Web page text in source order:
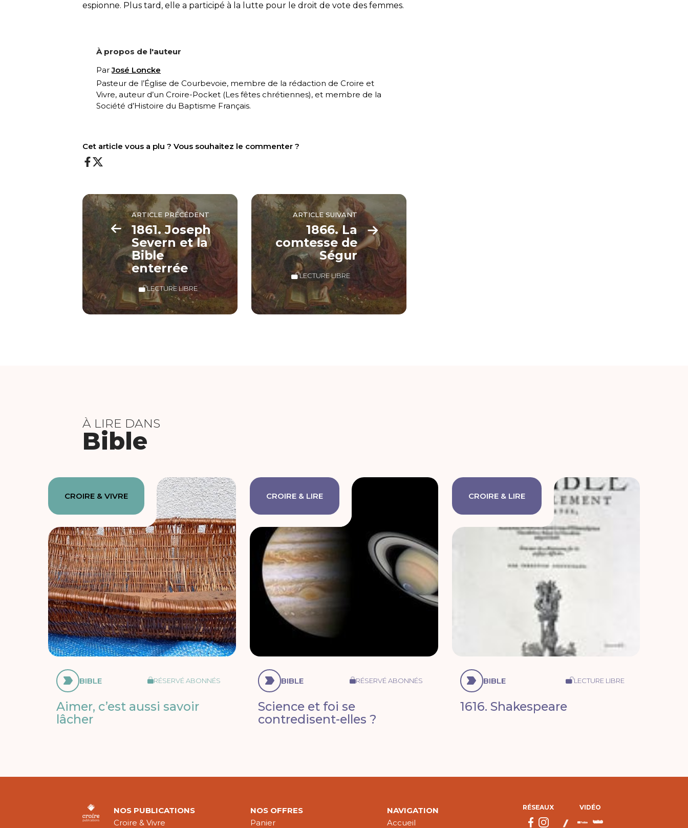
espionne. Plus tard, elle a participé à la lutte pour le droit de vote des femmes.
À propos de l'auteur
ParJosé Loncke
Pasteur de l’Église de Courbevoie, membre de la rédaction de Croire et
Vivre, auteur d’un Croire-Pocket (Les fêtes chrétiennes), et membre de la
Société d’Histoire du Baptisme Français.
Cet article vous a plu ? Vous souhaitez le commenter ?
ARTICLE PRÉCÉDENT
1861. Joseph
Severn et la
Bible
enterrée
LECTURE LIBRE
ARTICLE SUIVANT
1866. La
comtesse de
Ségur
LECTURE LIBRE
À LIRE DANS
Bible
CROIRE & VIVRE
BIBLE RÉSERVÉ ABONNÉS
Aimer, c’est aussi savoir
lâcher
CROIRE & LIRE
BIBLE RÉSERVÉ ABONNÉS
Science et foi se
contredisent-elles ?
CROIRE & LIRE
BIBLE LECTURE LIBRE
1616. Shakespeare
NOS PUBLICATIONS
Croire & Vivre
NOS OFFRES
Panier
NAVIGATION
Accueil
RÉSEAUX VIDÉO